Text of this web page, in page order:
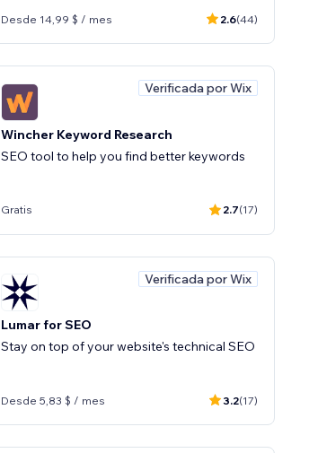
Desde 14,99 $ / mes 2.6(44)
Verificada por Wix
Wincher Keyword Research
SEO tool to help you find better keywords
Gratis 2.7(17)
Verificada por Wix
Lumar for SEO
Stay on top of your website's technical SEO
Desde 5,83 $ / mes 3.2(17)